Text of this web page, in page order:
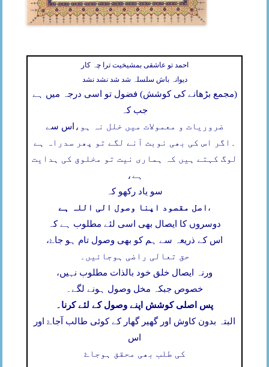
احمد تو عاشقی بمشیخیت ترا چہ کار
دیوانہ باش سلسلہ شد شد نشد نشد
(مجمع بڑھانے کی کوشش) فضول تو اسی درجہ میں ہے
جب کہ
اس سے ضروریات و معمولات میں خلل نہ ہو،
اگر اس کی بھی نوبت آنے لگے تو پھر سدراہ ہے
لوگ کہتے ہیں کہ ہماری نیت تو مخلوق کی ہدایت
ہے،
سو یاد رکھو کہ
اصل مقصود اپنا وصول الی اللہ ہے ،
دوسروں کا ایصال بھی اسی لئے مطلوب ہے کہ
اس کے ذریعہ سے ہم کو بھی وصول تام ہو جاۓ،
حق تعالی راضی ہوجائیں۔
ورنہ ایصال خلق خود بالذات مطلوب نہیں،
خصوص جبکہ مخل وصول ہونے لگے۔
پس اصلی کوشش اپنے وصول کے لئے کرنا۔
البتہ بدون کاوش اور گھیر گھار کے کوئی طالب آجاۓ اور
اس
کی طلب بھی محقق ہوجاۓ